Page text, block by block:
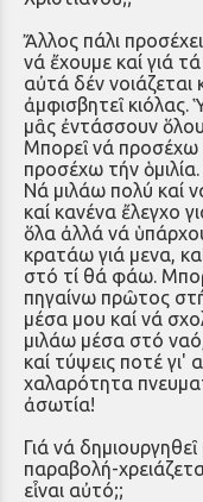
Ἄλλος πάλι
νά ἔχουμε καί γιά
αὐτά δέν
ἀμφισβητεῖ κιόλας.
μᾶς ἐντάσσουν
Μπορεῖ νά
προσέχω τήν
Νά μιλάω πολύ καί
καί κανένα ἔλεγχο
ὅλα ἀλλά νά
κρατάω γιά μενα,
στό τί θά φάω.
πηγαίνω πρῶτος
μέσα μου καί νά
μιλάω μέσα στό
καί τύψεις ποτέ
χαλαρότητα
ἀσωτία!
Γιά νά
παραβολή-
εἶναι αὐτό;;